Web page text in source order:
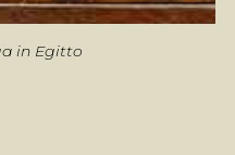
in Egitto